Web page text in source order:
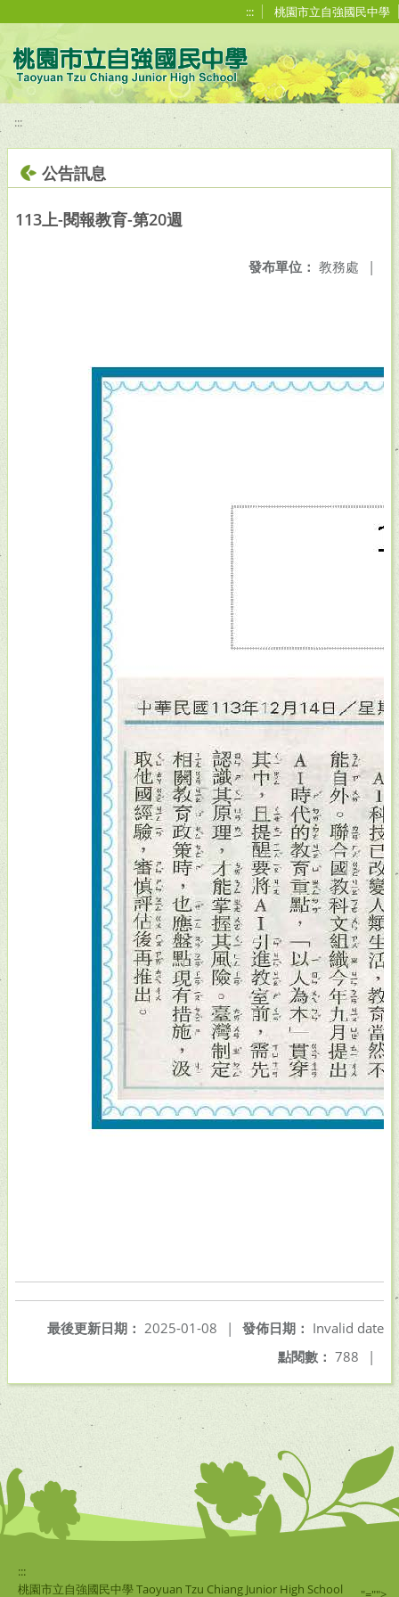
::: 桃園市立自強國民中學
:::
公告訊息
113上-閱報教育-第20週
發布單位： 教務處 |
發佈日期： Invalid date
最後更新日期： 2025-01-08
|
點閱數： 788 |
:::
桃園市立自強國民中學 Taoyuan Tzu Chiang Junior High School